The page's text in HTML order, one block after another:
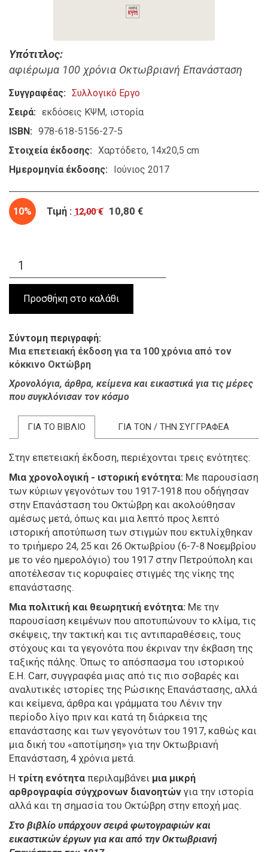
Υπότιτλος
αφιέρωμα 100 χρόνια Οκτωβριανή Επανάσταση
Συγγραφέας
Συλλογικό Εργο
Σειρά
εκδόσεις ΚΨΜ ιστορία
ISBN
978-618-5156-27-5
Στοιχεία έκδοσης
Χαρτόδετο, 14x20,5 cm
Ημερομηνία έκδοσης
Ιούνιος 2017
10% Τιμή : 12,00 € 10,80 €
Σύντομη περιγραφή
Μια επετειακή έκδοση για τα 100 χρόνια από τον
κόκκινο Οκτώβρη
Χρονολόγια, άρθρα, κείμενα και εικαστικά για τις μέρες
που συγκλόνισαν τον κόσμο
ΓΙΑ ΤΟ ΒΙΒΛΙΟ ΓΙΑ ΤΟΝ / ΤΗΝ ΣΥΓΓΡΑΦΕΑ
Στην επετειακή έκδοση, περιέχονται τρεις ενότητες:
Μια χρονολογική - ιστορική ενότητα: Με παρουσίαση
των κύριων γεγονότων του 1917-1918 που οδήγησαν
στην Επανάσταση του Οκτώβρη και ακολούθησαν
αμέσως μετά, όπως και μια λεπτό προς λεπτό
ιστορική αποτύπωση των στιγμών που εκτυλίχθηκαν
το τριήμερο 24, 25 και 26 Οκτωβρίου (6-7-8 Νοεμβρίου
με το νέο ημερολόγιο) του 1917 στην Πετρούπολη και
αποτέλεσαν τις κορυφαίες στιγμές της νίκης της
επανάστασης.
Μια πολιτική και θεωρητική ενότητα: Με την
παρουσίαση κειμένων που αποτυπώνουν το κλίμα, τις
σκέψεις, την τακτική και τις αντιπαραθέσεις, τους
στόχους και τα γεγονότα που έκριναν την έκβαση της
ταξικής πάλης. Όπως το απόσπασμα του ιστορικού
E.H. Carr, συγγραφέα μιας από τις πιο σοβαρές και
αναλυτικές ιστορίες της Ρώσικης Επανάστασης, αλλά
και κείμενα, άρθρα και γράμματα του Λένιν την
περίοδο λίγο πριν και κατά τη διάρκεια της
επανάστασης και των γεγονότων του 1917, καθώς και
μια δική του «αποτίμηση» για την Οκτωβριανή
Επανάσταση, 4 χρόνια μετά.
Η τρίτη ενότητα περιλαμβάνει μια μικρή
αρθρογραφία σύγχρονων διανοητών για την ιστορία
αλλά και τη σημασία του Οκτώβρη στην εποχή μας.
Στο βιβλίο υπάρχουν σειρά φωτογραφιών και
εικαστικών έργων για και από την Οκτωβριανή